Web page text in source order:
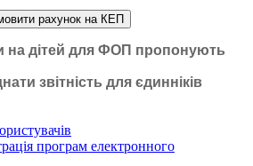
рахунок на КЕП
на дітей для ФОП пропонують
звітність для єдинніків
програм електронного